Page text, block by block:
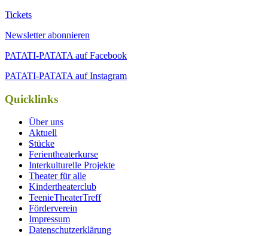
Tickets
Newsletter abonnieren
PATATI-PATATA auf Facebook
PATATI-PATATA auf Instagram
Quicklinks
Über uns
Aktuell
Stücke
Ferientheaterkurse
Interkulturelle Projekte
Theater für alle
Kindertheaterclub
TeenieTheaterTreff
Förderverein
Impressum
Datenschutzerklärung